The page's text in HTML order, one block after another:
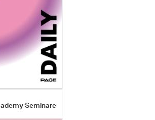
Seminare